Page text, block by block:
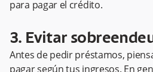
para pagar el crédito.
3. Evitar
Antes de pedir préstamos,
pagar según tus ingresos. En